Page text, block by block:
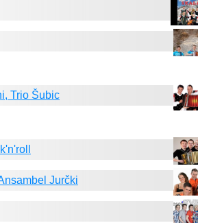
Trio Šubic
Jurčki